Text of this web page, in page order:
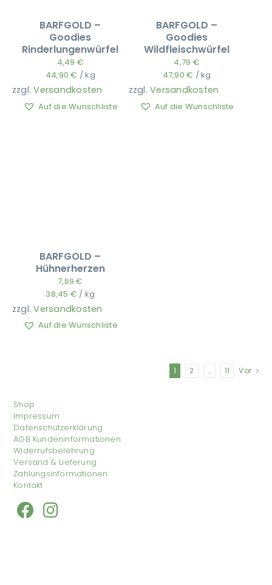
BARFGOLD –
Goodies
Rinderlungenwürfel
4,49 €
44,90€ /kg
zzgl.Versandkosten
Auf die Wunschliste
BARFGOLD –
Goodies
Wildfleischwürfel
4,79 €
47,90€ /kg
zzgl.Versandkosten
Auf die Wunschliste
BARFGOLD –
Hühnerherzen
7,69€
38,45 € / kg
zzgl.Versandkosten
Auf die Wunschliste
1 2 … 11 Vor
Shop
Impressum
Datenschutzerklärung
AGB Kundeninformationen
Widerrufsbelehrung
Versand & Lieferung
Zahlungsinformationen
Kontakt